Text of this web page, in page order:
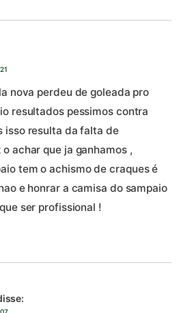
nova perdeu de goleada pro
resultados pessimos contra
isso resulta da falta de
achar que ja ganhamos ,
tem o achismo de craques é
e honrar a camisa do sampaio
ser profissional !